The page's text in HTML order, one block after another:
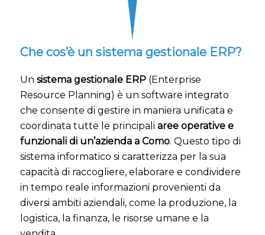
Che cos’è un sistema gestionale ERP?
Un sistema gestionale ERP (Enterprise
Resource Planning) è un software integrato
che consente di gestire in maniera unificata e
coordinata tutte le principali aree operative e
funzionali di un’azienda a Como. Questo tipo di
sistema informatico si caratterizza per la sua
capacità di raccogliere, elaborare e condividere
in tempo reale informazioni provenienti da
diversi ambiti aziendali, come la produzione, la
logistica, la finanza, le risorse umane e la